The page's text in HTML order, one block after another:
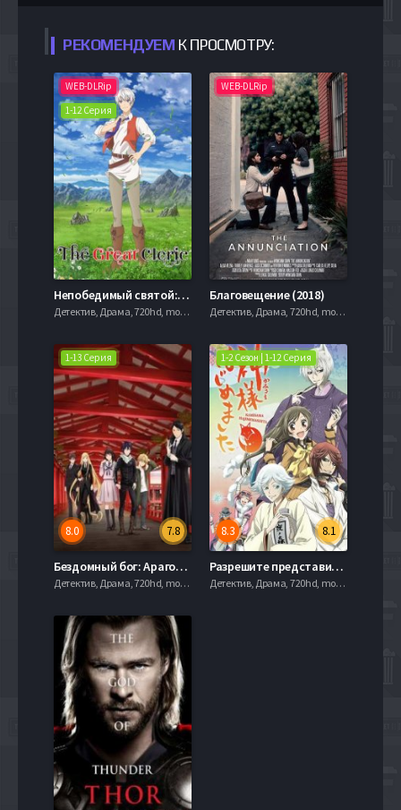
РЕКОМЕНДУЕМ К ПРОСМОТРУ:
WEB-DLRip
1-12 Серия
Непобедимый святой: Путь, которым я иду, чтобы выжить в другом мире (2023)
Детектив, Драма, 720hd, mobilen,
WEB-DLRip
Благовещение (2018)
Детектив, Драма, 720hd, mobilen,
1-13 Серия
7.8
8.0
Бездомный бог: Арагото / Бездомный Бог (1-2 Сезон) (2014-2015)
Детектив, Драма, 720hd, mobilen,
1-2 Сезон | 1-12 Серия
8.1
8.3
Разрешите представиться - Бог / Очень приятно, Бог (1-2 Сезон)
Детектив, Драма, 720hd, mobilen,